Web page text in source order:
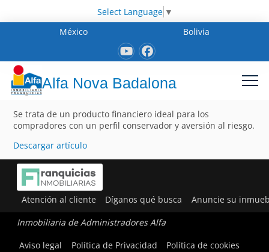
Select Language ▼
México
Bolivia
Alfa Nova Badalona
Se trata de un producto financiero ideal para los
compradores con un perfil conservador y aversión al riesgo.
Descargar artículo
Atención al cliente Díganos qué busca Anuncie su
Inmobiliaria de Administradores Alfa
Aviso legal
Política de Privacidad Política de cookies